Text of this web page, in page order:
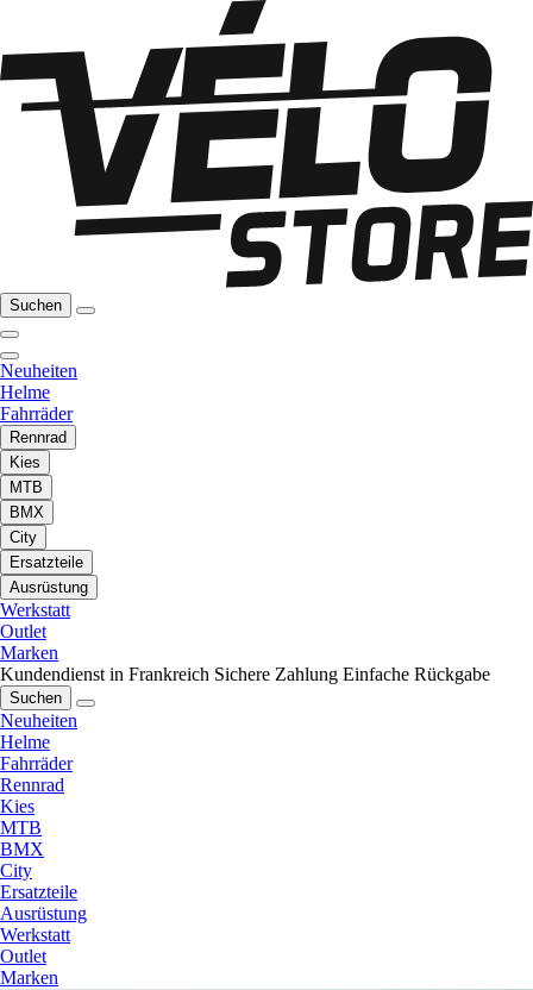
Suchen
Neuheiten
Helme
Fahrräder
Rennrad
Kies
MTB
BMX
City
Ersatzteile
Ausrüstung
Werkstatt
Outlet
Marken
Kundendienst in Frankreich Sichere Zahlung Einfache Rückgabe
Suchen
Neuheiten
Helme
Fahrräder
Rennrad
Kies
MTB
BMX
City
Ersatzteile
Ausrüstung
Werkstatt
Outlet
Marken